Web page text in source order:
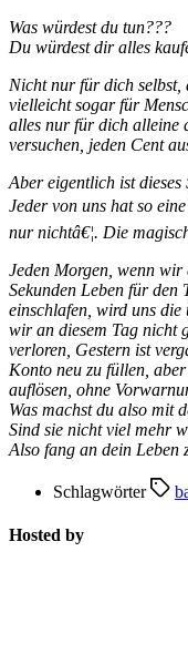
Was würdest du tun???
Du würdest dir alles
Nicht nur für dich selbst,
vielleicht sogar für
alles nur für dich alleine
versuchen, jeden Cent
Aber eigentlich ist
Jeder von uns hat so
nur nichtâ€¦. Die
Jeden Morgen, wenn
Sekunden Leben für den
einschlafen, wird uns die
wir an diesem Tag nicht
verloren, Gestern ist
Konto neu zu füllen,
auflösen, ohne
Was machst du also mit
Sind sie nicht viel mehr
Also fang an dein Leben
Schlagwörter
Hosted by